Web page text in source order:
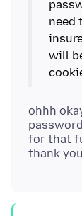
need
will
ohhh
for that